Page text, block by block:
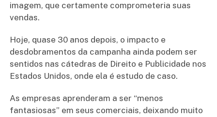
imagem, que certamente comprometeria suas
vendas.
Hoje, quase 30 anos depois, o impacto e
desdobramentos da campanha ainda podem ser
sentidos nas cátedras de Direito e Publicidade nos
Estados Unidos, onde ela é estudo de caso.
As empresas aprenderam a ser “menos
fantasiosas” em seus comerciais, deixando muito